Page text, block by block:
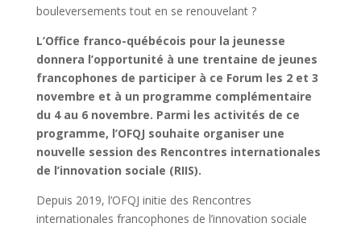
bouleversements tout en se renouvelant ?
L’Office franco-québécois pour la jeunesse
donnera l’opportunité à une trentaine de jeunes
francophones de participer à ce Forum les 2 et 3
novembre et à un programme complémentaire
du 4 au 6 novembre. Parmi les activités de ce
programme, l’OFQJ souhaite organiser une
nouvelle session des Rencontres internationales
de l’innovation sociale (RIIS).
Depuis 2019, l’OFQJ initie des Rencontres
internationales francophones de l’innovation sociale